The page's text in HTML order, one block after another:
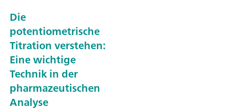
Die
potentiometrische
Titration verstehen:
Eine wichtige
Technik in der
pharmazeutischen
Analyse